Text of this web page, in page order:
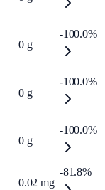
0 g
-100.0%
0 g
-100.0%
0 g
-100.0%
0.02 mg
-81.8%